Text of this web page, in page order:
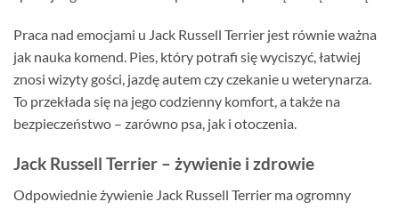
Praca nad emocjami u Jack Russell Terrier jest równie ważna
jak nauka komend. Pies, który potrafi się wyciszyć, łatwiej
znosi wizyty gości, jazdę autem czy czekanie u weterynarza.
To przekłada się na jego codzienny komfort, a także na
bezpieczeństwo – zarówno psa, jak i otoczenia.
Jack Russell Terrier – żywienie i zdrowie
Odpowiednie żywienie Jack Russell Terrier ma ogromny